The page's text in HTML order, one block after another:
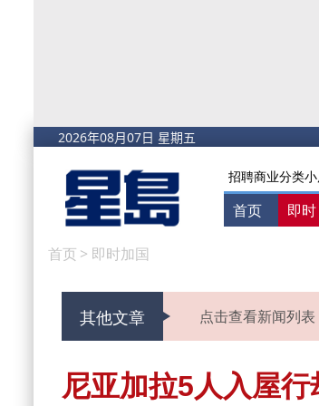
招聘商业分类
首页 即时
首页 > 即时加国
其他文章 点击查看新闻列表
尼亚加拉5人入屋